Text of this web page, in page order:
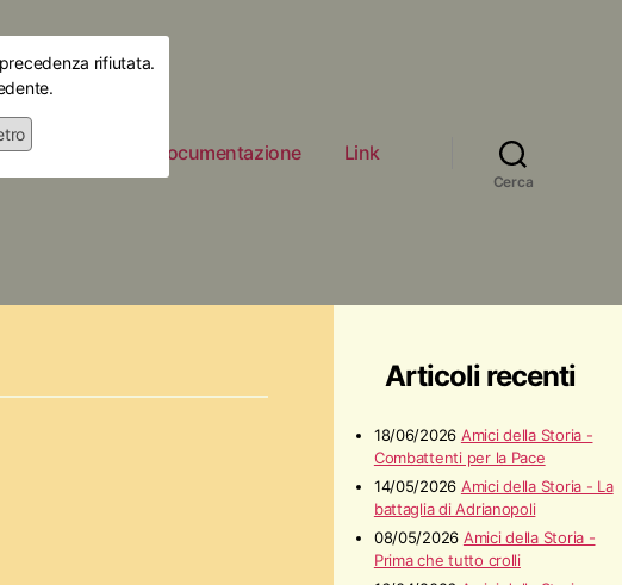
Documentazione Link
Cerca
rifiutata.
Articoli recenti
18/06/2026 Amici della Storia -
Combattenti per la Pace
14/05/2026 Amici della Storia - La
battaglia di Adrianopoli
08/05/2026 Amici della Storia -
Prima che tutto crolli